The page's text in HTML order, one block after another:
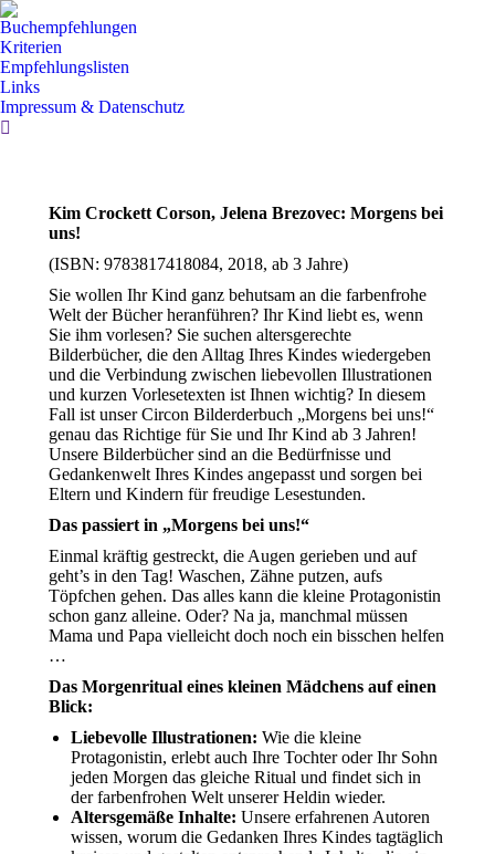
Buchempfehlungen
Kriterien
Empfehlungslisten
Links
Impressum & Datenschutz
Search:
Kim Crockett Corson, Jelena Brezovec: Morgens bei
uns!
(ISBN: 9783817418084, 2018, ab 3 Jahre)
Sie wollen Ihr Kind ganz behutsam an die farbenfrohe
Welt der Bücher heranführen? Ihr Kind liebt es, wenn
Sie ihm vorlesen? Sie suchen altersgerechte
Bilderbücher, die den Alltag Ihres Kindes wiedergeben
und die Verbindung zwischen liebevollen Illustrationen
und kurzen Vorlesetexten ist Ihnen wichtig? In diesem
Fall ist unser Circon Bilderderbuch „Morgens bei uns!“
genau das Richtige für Sie und Ihr Kind ab 3 Jahren!
Unsere Bilderbücher sind an die Bedürfnisse und
Gedankenwelt Ihres Kindes angepasst und sorgen bei
Eltern und Kindern für freudige Lesestunden.
Das passiert in „Morgens bei uns!“
Einmal kräftig gestreckt, die Augen gerieben und auf
geht’s in den Tag! Waschen, Zähne putzen, aufs
Töpfchen gehen. Das alles kann die kleine Protagonistin
schon ganz alleine. Oder? Na ja, manchmal müssen
Mama und Papa vielleicht doch noch ein bisschen helfen
…
Das Morgenritual eines kleinen Mädchens auf einen
Blick:
Liebevolle Illustrationen: Wie die kleine
Protagonistin, erlebt auch Ihre Tochter oder Ihr Sohn
jeden Morgen das gleiche Ritual und findet sich in
der farbenfrohen Welt unserer Heldin wieder.
Altersgemäße Inhalte: Unsere erfahrenen Autoren
wissen, worum die Gedanken Ihres Kindes tagtäglich